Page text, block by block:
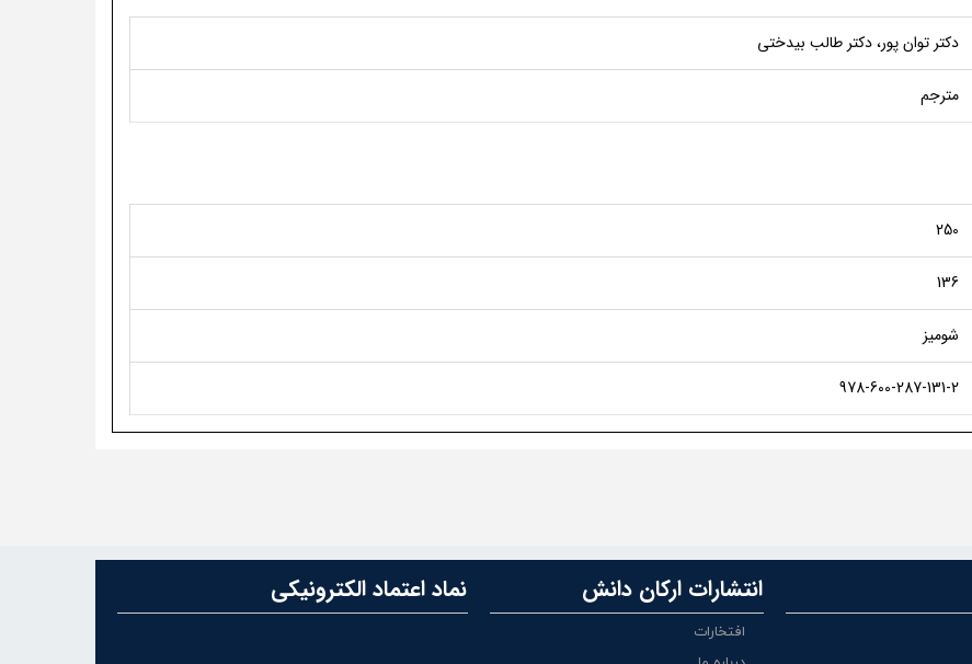
دکتر توان پور، دکتر طالب بیدختی
مترجم
250
136
شومیز
978-600-287-131-2
انتشارات ارکان دانش
افتخارات
نماد اعتماد الکترونیکی